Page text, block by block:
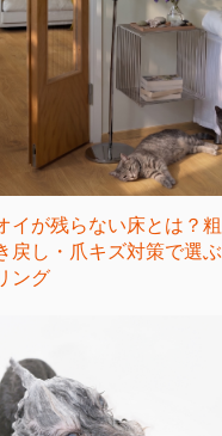
イが残らない床とは？粗
戻し・爪キズ対策で選ぶ
ング